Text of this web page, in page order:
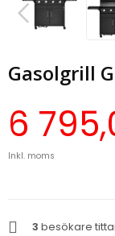
Gasolgrill
6
Inkl. moms
3 besökare